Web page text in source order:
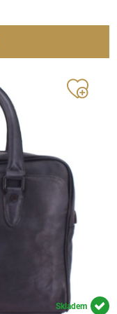
Skladem